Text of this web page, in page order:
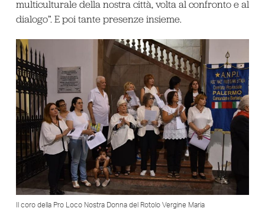
multiculturale della nostra città, volta al confronto e al
dialogo”. E poi tante presenze insieme.
Il coro della Pro Loco Nostra Donna del Rotolo Vergine Maria